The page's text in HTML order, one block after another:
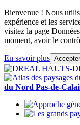
Bienvenue ! Nous
expérience et les
visitez la page
moment, avoir le
En savoir plus Accepter
du Nord Pas-de-